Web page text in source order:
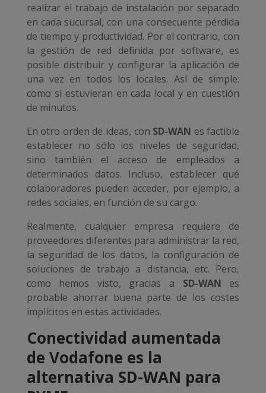
realizar el trabajo de instalación por separado
en cada sucursal, con una consecuente pérdida
de tiempo y productividad. Por el contrario, con
la gestión de red definida por software, es
posible distribuir y configurar la aplicación de
una vez en todos los locales. Así de simple:
como si estuvieran en cada local y en cuestión
de minutos.
En otro orden de ideas, con SD-WAN es factible
establecer no sólo los niveles de seguridad,
sino también el acceso de empleados a
determinados datos. Incluso, establecer qué
colaboradores pueden acceder, por ejemplo, a
redes sociales, en función de su cargo.
Realmente, cualquier empresa requiere de
proveedores diferentes para administrar la red,
la seguridad de los datos, la configuración de
soluciones de trabajo a distancia, etc. Pero,
como hemos visto, gracias a SD-WAN es
probable ahorrar buena parte de los costes
implícitos en estas actividades.
Conectividad aumentada
de Vodafone es la
alternativa SD-WAN para